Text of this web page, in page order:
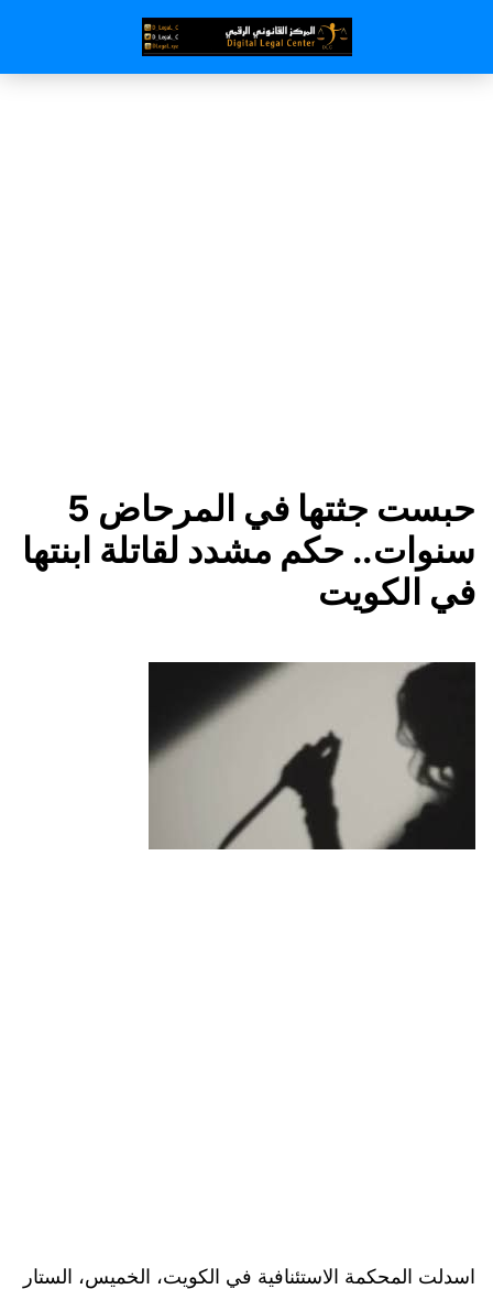
حبست جثتها في المرحاض 5
سنوات.. حكم مشدد لقاتلة ابنتها
في الكويت
اسدلت المحكمة الاستئنافية في الكويت، الخميس، الستار